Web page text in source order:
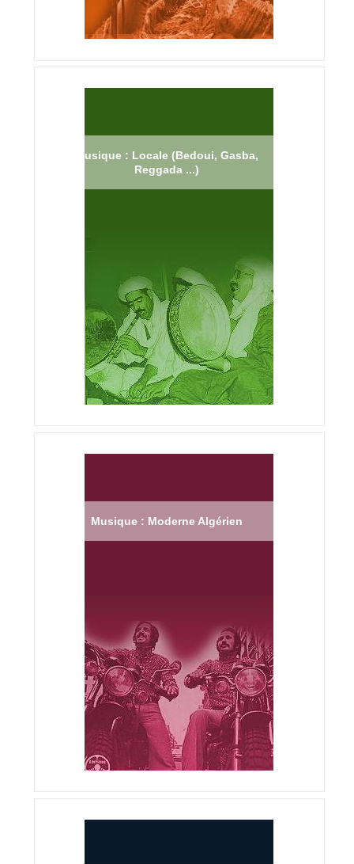
Musique : Locale (Bedoui, Gasba,
Reggada ...)
Musique : Moderne Algérien